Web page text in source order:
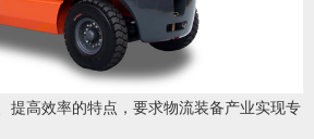
高效率的特点，要求物流装备产业实现专